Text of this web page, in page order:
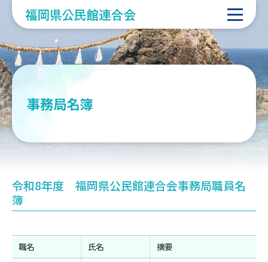
事務局名簿
令和8年度 福岡県公民館連合会事務局職員名
簿
職名 氏名
摘要